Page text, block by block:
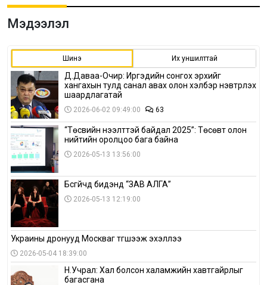
Мэдээлэл
Шинэ Их уншилттай
Д.Даваа-Очир: Иргэдийн сонгох эрхийг
хангахын тулд санал авах олон хэлбэр нэвтрүүлэх
шаардлагатай
2026-06-02 09:49:00 63
“Төсвийн нээлттэй байдал 2025”: Төсөвт олон
нийтийн оролцоо бага байна
2026-05-13 13:56:00
Бүсгүйчүүд бидэнд “ЗАВ АЛГА”
2026-05-13 12:19:00
Украины дронууд Москваг түгшээж эхэллээ
2026-05-04 18:39:00
Н.Учрал: Хал болсон халамжийн хавтгайрлыг
багасгана